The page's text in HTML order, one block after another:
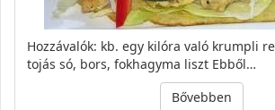
Hozzávalók: kb. egy kilóra való krumpli
tojás só, bors, fokhagyma liszt Ebből…
Bővebben